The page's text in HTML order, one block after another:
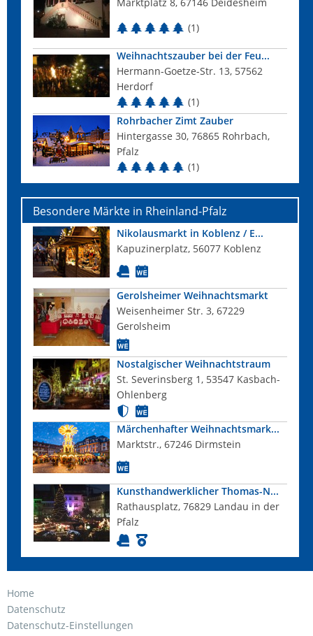
(1)
Weihnachtszauber bei der Feu...
Hermann-Goetze-Str. 13, 57562
Herdorf
(1)
Rohrbacher Zimt Zauber
Hintergasse 30, 76865 Rohrbach,
Pfalz
(1)
Besondere Märkte in Rheinland-Pfalz
Nikolausmarkt in Koblenz / E...
Kapuzinerplatz, 56077 Koblenz
Gerolsheimer Weihnachtsmarkt
Weisenheimer Str. 3, 67229
Gerolsheim
Nostalgischer Weihnachtstraum
St. Severinsberg 1, 53547 Kasbach-
Ohlenberg
Märchenhafter Weihnachtsmark...
Marktstr., 67246 Dirmstein
Kunsthandwerklicher Thomas-N...
Rathausplatz, 76829 Landau in der
Pfalz
Home
Datenschutz
Datenschutz-Einstellungen